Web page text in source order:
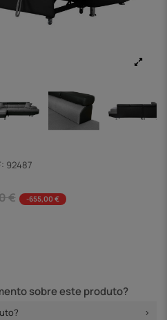
92487
€
-655,00 €
sobre este produto?